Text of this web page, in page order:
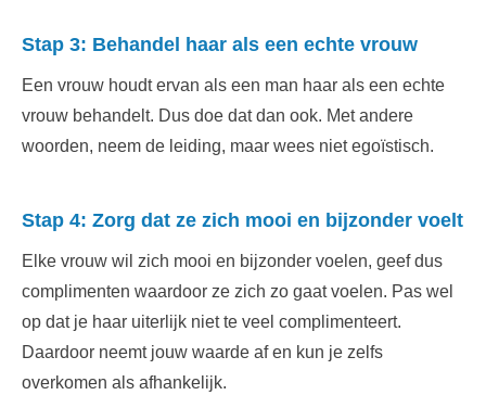
Stap 3: Behandel haar als een echte vrouw
Een vrouw houdt ervan als een man haar als een echte
vrouw behandelt. Dus doe dat dan ook. Met andere
woorden, neem de leiding, maar wees niet egoïstisch.
Stap 4: Zorg dat ze zich mooi en bijzonder voelt
Elke vrouw wil zich mooi en bijzonder voelen, geef dus
complimenten waardoor ze zich zo gaat voelen. Pas wel
op dat je haar uiterlijk niet te veel complimenteert.
Daardoor neemt jouw waarde af en kun je zelfs
overkomen als afhankelijk.